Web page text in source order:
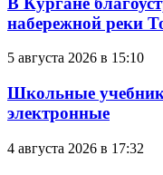
набережной реки
5 августа 2026 в 15:10
Школьные
электронные
4 августа 2026 в 17:32